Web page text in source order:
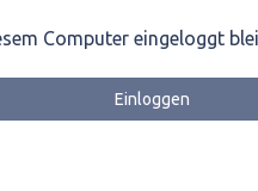
Computer eingeloggt